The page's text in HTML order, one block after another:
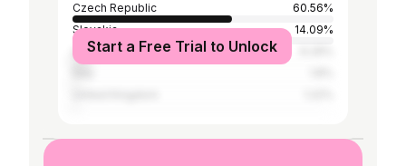
Czech Republic
60.56%
Slovakia
14.09%
United States
Start a Free Trial to Unlock